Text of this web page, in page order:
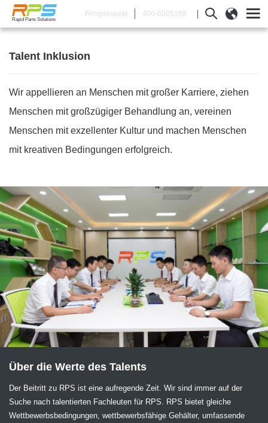
Rapid Parts Solutions
Firmprospekt 400-6005188
Talent Inklusion
Wir appellieren an Menschen mit großer Karriere, ziehen
Menschen mit großzügiger Behandlung an, vereinen
Menschen mit exzellenter Kultur und machen Menschen
mit kreativen Bedingungen erfolgreich.
Über die Werte des Talents
Der Beitritt zu RPS ist eine aufregende Zeit. Wir sind immer auf der
Suche nach talentierten Fachleuten für RPS. RPS bietet gleiche
Wettbewerbsbedingungen, wettbewerbsfähige Gehälter, umfassende